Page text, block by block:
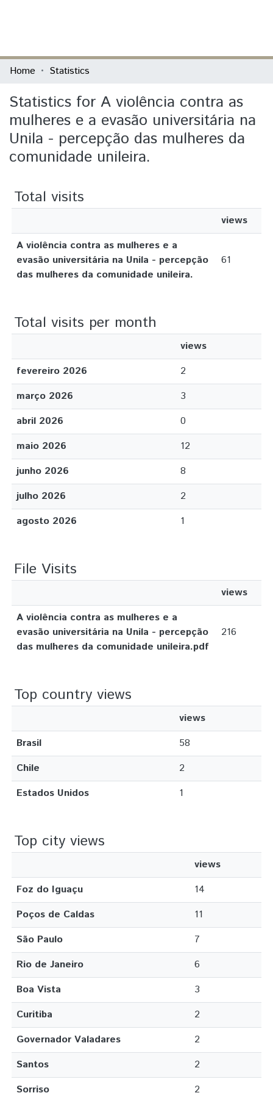
Communities & Collections
All of DSpace
Home Statistics
Statistics for A violência contra as
mulheres e a evasão universitária na
Unila - percepção das mulheres da
comunidade unileira.
Total visits
views
A violência contra as mulheres e a
evasão universitária na Unila - percepção
das mulheres da comunidade unileira.
61
Total visits per month
views
fevereiro 2026
2
março 2026
3
abril 2026
0
maio 2026
12
junho 2026
8
julho 2026
2
agosto 2026
1
File Visits
views
A violência contra as mulheres e a
evasão universitária na Unila - percepção
das mulheres da comunidade unileira.pdf
216
Top country views
views
Brasil
58
Chile
2
Estados Unidos
1
Top city views
views
Foz do Iguaçu
14
Poços de Caldas
11
São Paulo
7
Rio de Janeiro
6
Boa Vista
3
Curitiba
2
Governador Valadares
2
Santos
2
Sorriso
2